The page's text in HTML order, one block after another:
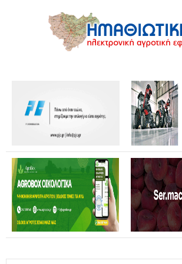
Θανάσης Καββαδάς: Θωρακίζεται